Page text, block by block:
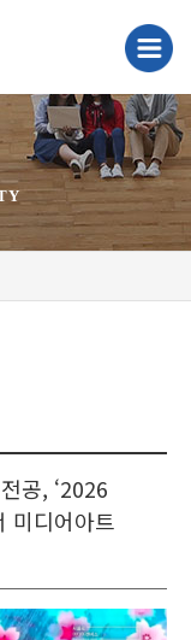
공, ‘2026
미디어아트